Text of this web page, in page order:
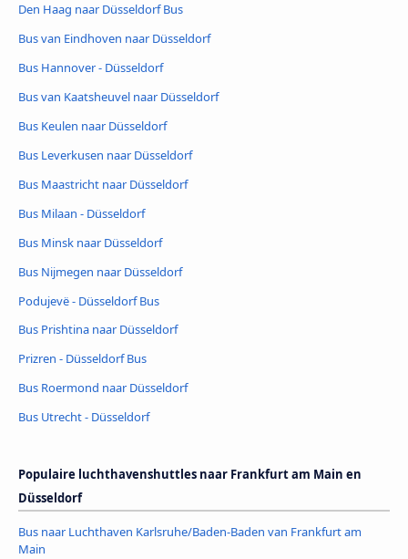
Den Haag naar Düsseldorf Bus
Bus van Eindhoven naar Düsseldorf
Bus Hannover - Düsseldorf
Bus van Kaatsheuvel naar Düsseldorf
Bus Keulen naar Düsseldorf
Bus Leverkusen naar Düsseldorf
Bus Maastricht naar Düsseldorf
Bus Milaan - Düsseldorf
Bus Minsk naar Düsseldorf
Bus Nijmegen naar Düsseldorf
Podujevë - Düsseldorf Bus
Bus Prishtina naar Düsseldorf
Prizren - Düsseldorf Bus
Bus Roermond naar Düsseldorf
Bus Utrecht - Düsseldorf
Populaire luchthavenshuttles naar Frankfurt am Main en
Düsseldorf
Bus naar Luchthaven Karlsruhe/Baden-Baden van Frankfurt am
Main